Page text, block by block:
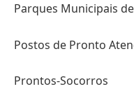
Parques Municipais
Postos de Pronto
Prontos-Socorros